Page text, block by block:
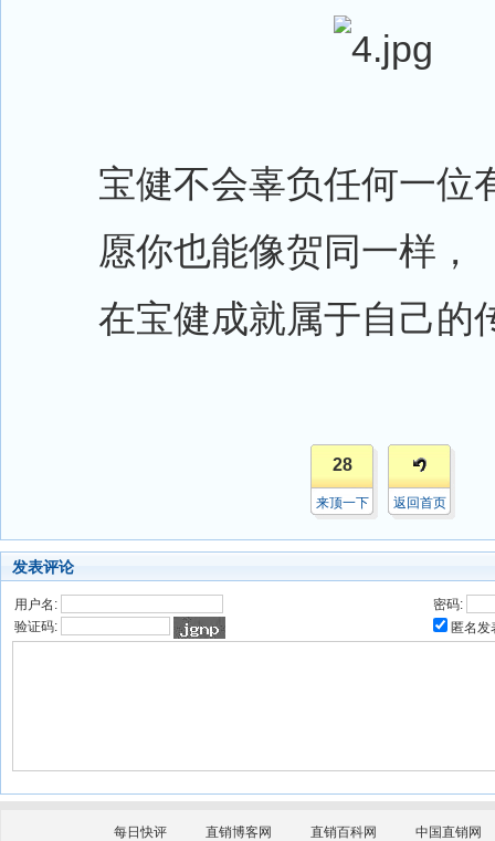
宝健不会辜负任何一位
愿你也能像贺同一样，
在宝健成就属于自己的
28
来顶一下 返回首页
发表评论
用户名:
密码:
验证码:
匿名发
每日快评 直销博客网 直销百科网 中国直销网